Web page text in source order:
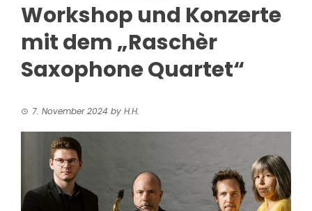
Workshop und Konzerte
mit dem „Raschèr
Saxophone Quartet“
7. November 2024 by H.H.